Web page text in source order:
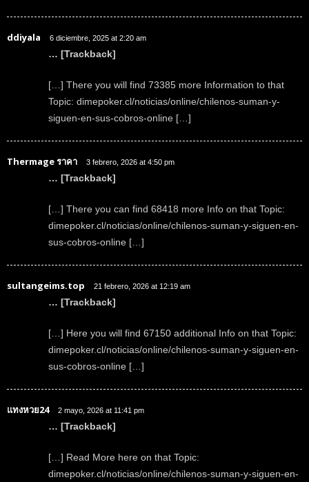
ddiyala 6 diciembre, 2025 at 2:20 am
… [Trackback]
[…] There you will find 73385 more Information to that
Topic: dimepoker.cl/noticias/online/chilenos-suman-y-
siguen-en-sus-cobros-online […]
Thermage ราคา 3 febrero, 2026 at 4:50 pm
… [Trackback]
[…] There you can find 68418 more Info on that Topic:
dimepoker.cl/noticias/online/chilenos-suman-y-siguen-en-
sus-cobros-online […]
sultangeims.top 21 febrero, 2026 at 12:19 am
… [Trackback]
[…] Here you will find 67150 additional Info on that Topic:
dimepoker.cl/noticias/online/chilenos-suman-y-siguen-en-
sus-cobros-online […]
แทงหวย24 2 mayo, 2026 at 11:41 pm
… [Trackback]
[…] Read More here on that Topic:
dimepoker.cl/noticias/online/chilenos-suman-y-siguen-en-